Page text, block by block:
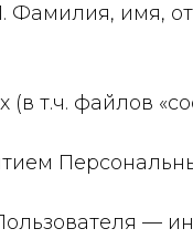
Фамилия, имя,
(в т.ч. файлов
—